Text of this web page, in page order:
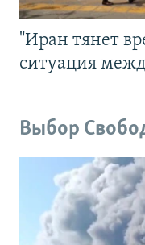
"Иран тянет
ситуация
Выбор